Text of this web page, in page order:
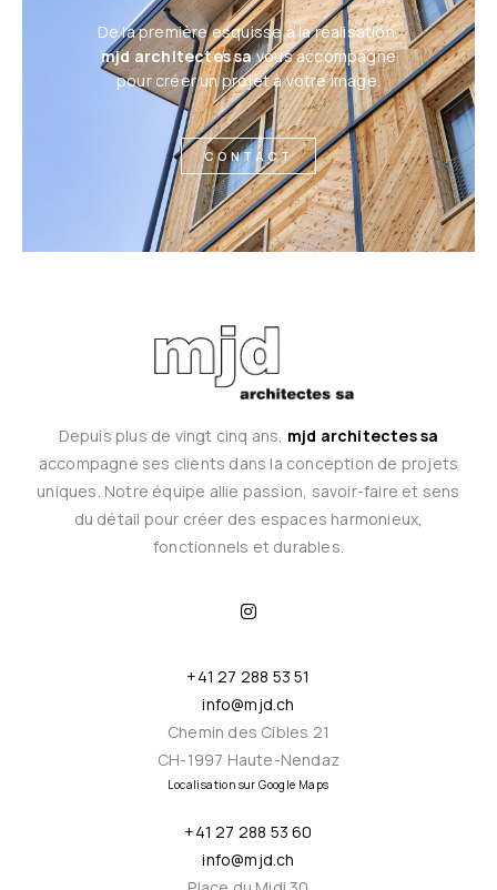
De la première esquisse à la réalisation,
mjd architectes savous accompagne
pour créer un projet à votre image.
CONTACT
Depuis plus de vingt cinq ans, mjd architectes sa
accompagne ses clients dans la conception de projets
uniques. Notre équipe allie passion, savoir-faire et sens
du détail pour créer des espaces harmonieux,
fonctionnels et durables.
n
s
g
r
a
m
+41 27 288 53 51
info@mjd.ch
Chemin des Cibles 21
CH-1997 Haute-Nendaz
Localisation sur Google Maps
+41 27 288 53 60
info@mjd.ch